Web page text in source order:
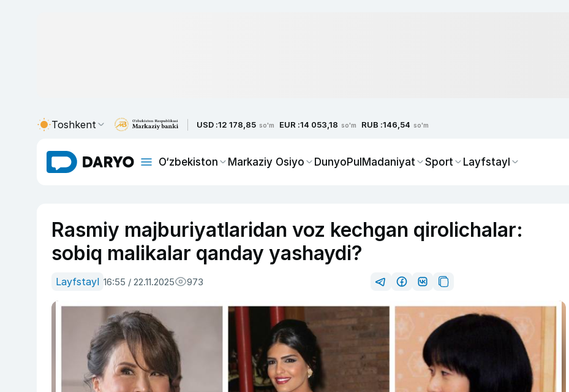
Toshkent USD :12 178,85 so'm EUR :14 053,18 so'm RUB :146,54 so'm
O‘zbekiston Markaziy Osiyo DunyoPulMadaniyat Sport Layfstayl
Rasmiy majburiyatlaridan voz kechgan qirolichalar:
sobiq malikalar qanday yashaydi?
Layfstayl 16:55 / 22.11.2025 973